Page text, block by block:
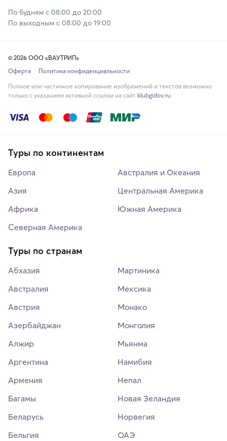
По будням с 08:00 до 20:00
По выходным с 08:00 до 19:00
© 2026 ООО «ВАУТРИП»
Оферта
Политика конфиденциальности
Полное или частичное копирование изображений и текстов возможно
только с указанием активной ссылки на сайт klubgidov.ru
Туры по континентам
Европа
Азия
Африка
Северная Америка
Австралия и Океания
Центральная Америка
Южная Америка
Туры по странам
Абхазия
Австралия
Австрия
Азербайджан
Алжир
Аргентина
Армения
Багамы
Беларусь
Бельгия
Мартиника
Мексика
Монако
Монголия
Мьянма
Намибия
Непал
Новая Зеландия
Норвегия
ОАЭ